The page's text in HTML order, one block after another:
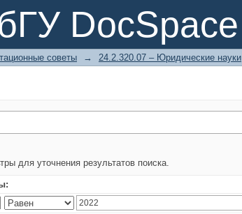
DocSpace
советы → 24.2.320.07 – Юридические науки
для уточнения результатов поиска.